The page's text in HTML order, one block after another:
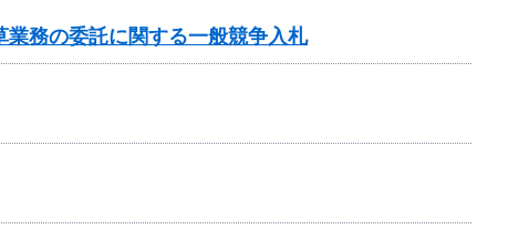
業務の委託に関する一般競争入札